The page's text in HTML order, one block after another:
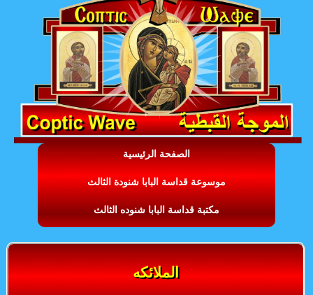
الصفحة الرئيسية
موسوعة قداسة البابا شنودة الثالث
مكتبة قداسة البابا شنوده الثالث
الملائكه